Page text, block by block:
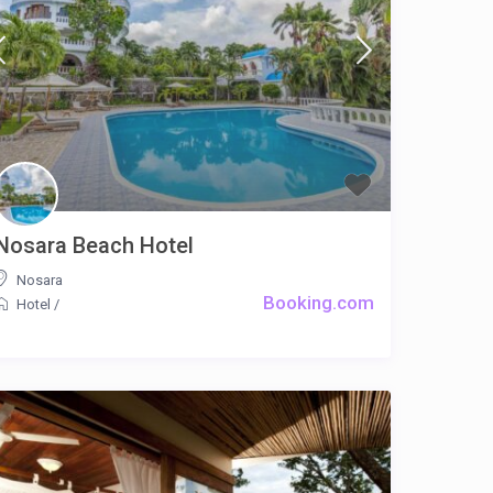
Booking.com
Beach Hotel
Nosara
Hotel /